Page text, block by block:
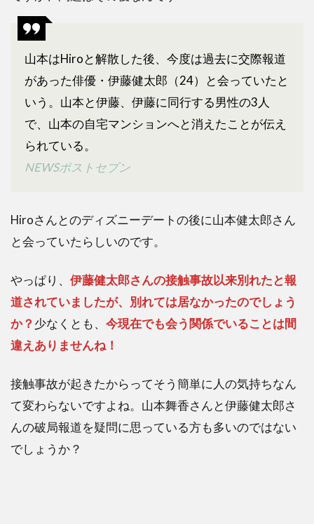
山本はHiroと解散した後、今度は過去に交際報道
があった俳優・伊藤健太郎（24）と会っていたと
いう。山本と伊藤、伊藤に同行する男性の3人
で、山本の自宅マンションへと消えたことが伝え
られている。
NEWSポストセブン
Hiroさんとのディズニーデートの後に山本健太郎さん
と会っていたらしいのです。
やっぱり、 伊藤健太郎さんの接触事故以来別れたと報
道されていましたが、別れては居なかったのでしょう
か？ 少なくとも、 今現在でも会う関係でいることは間
違えありませんね！
接触事故が起きたからってそう簡単に人の気持ちなん
て変わらないですよね。山本舞香さんと伊藤健太郎さ
んの破局報道を疑問に思っている方も多いのではない
でしょうか？